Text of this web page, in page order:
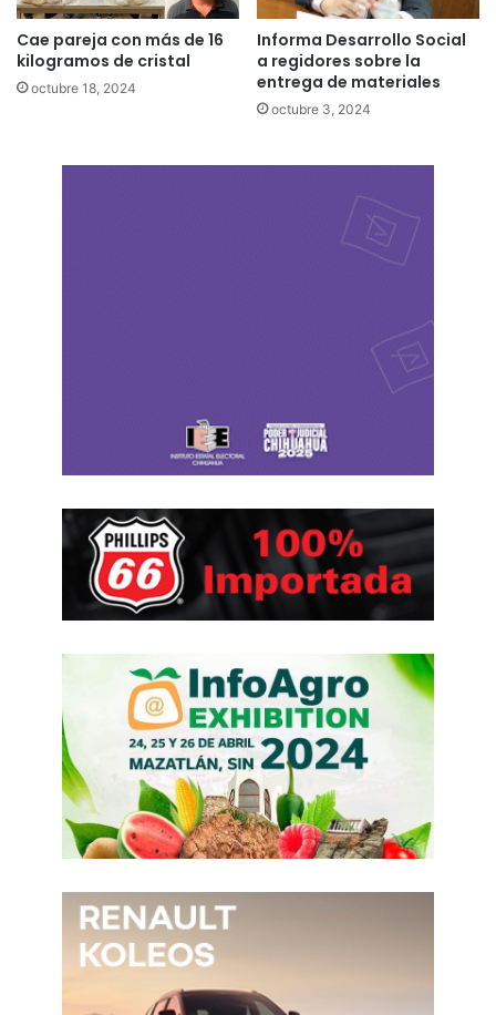
Cae pareja con más de 16
kilogramos de cristal
octubre 18, 2024
Informa Desarrollo Social
a regidores sobre la
entrega de materiales
octubre 3, 2024